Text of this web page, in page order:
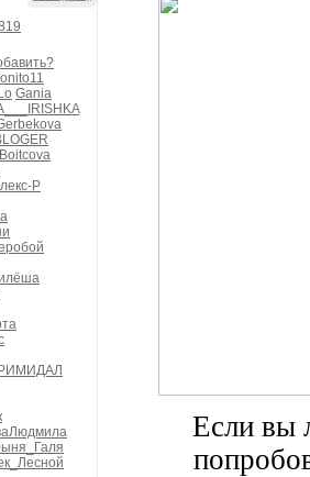
Gania
Р
РИМИДАЛ
Если вы